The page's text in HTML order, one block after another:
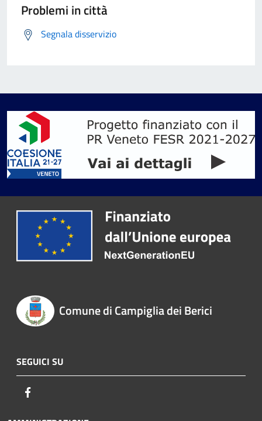
Problemi in città
Segnala disservizio
Comune di Campiglia dei Berici
SEGUICI SU